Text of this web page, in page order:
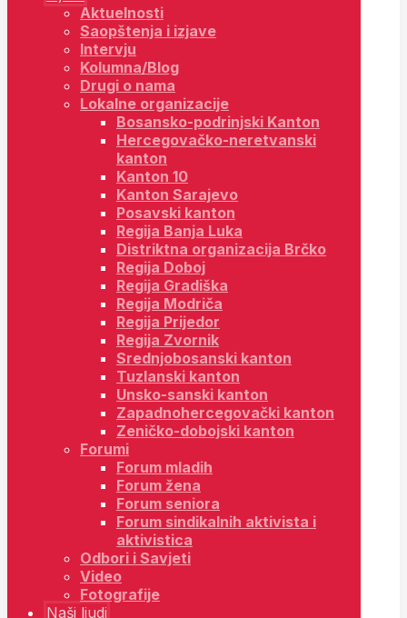
Aktuelnosti
Saopštenja i izjave
Intervju
Kolumna/Blog
Drugi o nama
Lokalne organizacije
Bosansko-podrinjski Kanton
Hercegovačko-neretvanski
kanton
Kanton 10
Kanton Sarajevo
Posavski kanton
Regija Banja Luka
Distriktna organizacija Brčko
Regija Doboj
Regija Gradiška
Regija Modriča
Regija Prijedor
Regija Zvornik
Srednjobosanski kanton
Tuzlanski kanton
Unsko-sanski kanton
Zapadnohercegovački kanton
Zeničko-dobojski kanton
Forumi
Forum mladih
Forum žena
Forum seniora
Forum sindikalnih aktivista i
aktivistica
Odbori i Savjeti
Video
Fotografije
Naši ljudi